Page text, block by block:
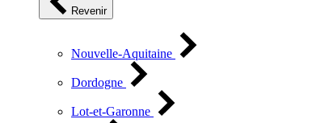
Revenir
Nouvelle-Aquitaine
Dordogne
Lot-et-Garonne